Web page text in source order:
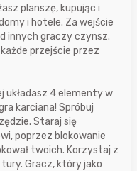
planszę, kupując i
i hotele. Za wejście
innych graczy czynsz.
przejście przez
układasz 4 elementy w
karciana! Spróbuj
Staraj się
poprzez blokowanie
twoich. Korzystaj z
Gracz, który jako